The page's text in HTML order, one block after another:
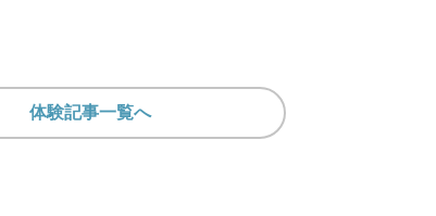
体験記事一覧へ